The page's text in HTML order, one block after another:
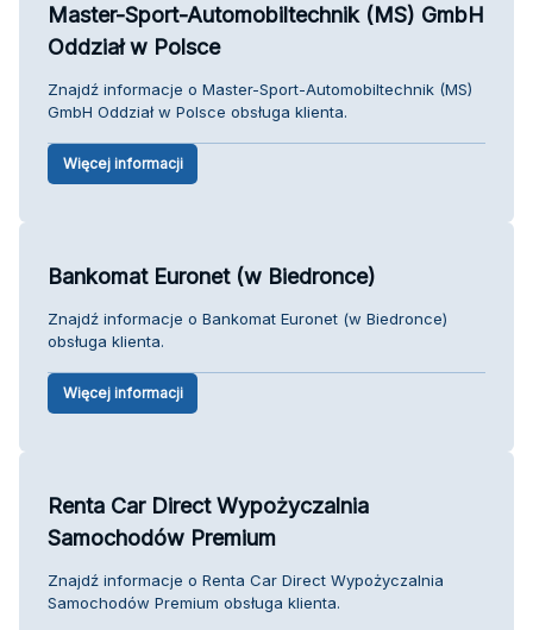
Master-Sport-Automobiltechnik (MS) GmbH
Oddział w Polsce
Znajdź informacje o Master-Sport-Automobiltechnik (MS)
GmbH Oddział w Polsce obsługa klienta.
Więcej informacji
Bankomat Euronet (w Biedronce)
Znajdź informacje o Bankomat Euronet (w Biedronce)
obsługa klienta.
Więcej informacji
Renta Car Direct Wypożyczalnia
Samochodów Premium
Znajdź informacje o Renta Car Direct Wypożyczalnia
Samochodów Premium obsługa klienta.